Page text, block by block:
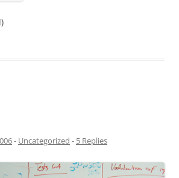
- Uncategorized - 5 Replies